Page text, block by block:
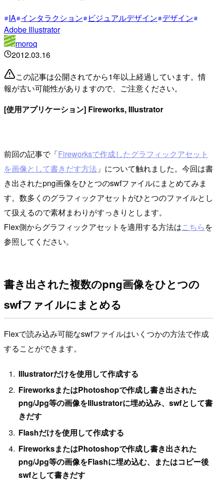
IA インタラクション ビジュアルデザイン デザイン
Adobe Illustrator
moroq
2012.03.16
この記事は公開されてから1年以上経過しています。情
報が古い可能性がありますので、ご注意ください。
[使用アプリケーション] Fireworks, Illustrator
前回の記事で「Fireworksで作成したグラフィックアセット
を画像として書きだす方法 」について触れました。今回は書
き出されたpng画像をひとつのswfファイルにまとめてみま
す。数多くのグラフィックアセットがひとつのファイルとし
て扱えるので素材まわりがすっきりとします。
Flex側からグラフィックアセットを適用する方法はこちらを
参照してください。
書き出された複数のpng画像をひとつの
swfファイルにまとめる
Flexで読み込み可能なswfファイルはいくつかの方法で作成
することができます。
Illustratorだけを使用して作成する
FireworksまたはPhotoshopで作成し書き出された
png/Jpg等の画像をIllustratorに埋め込み、swfとして書
きだす
Flashだけを使用して作成する
FireworksまたはPhotoshopで作成し書き出された
png/Jpg等の画像をFlashに埋め込む、またはコピー後
swfとして書きだす